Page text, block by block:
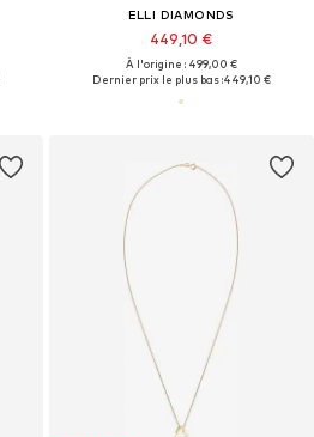
ELLI DIAMONDS
449,10 €
À l'origine : 499,00 €
Dernier prix le plus bas :449,10 €